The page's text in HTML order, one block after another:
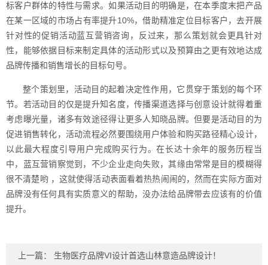
标客户群体的特性与需求。如果活动目的明确是，在本季度末把产品
在某一区域的市场占有率提升10%，借助精准定位目标客户，去开展
针对性的促销活动蓝互营销咨询，反过来，那么策划就会更具针对
性，能够依据目标来制定具体的活动形式以及预算由之更有效地达成
品牌传播和销售增长的目标句号。
整个策划里，活动目的起着决定性作用，它贯穿于策划的每个环
节。若活动目的仅是提升知名度，传播渠道选择与创意设计就得着重
考虑曝光量，诸多有效途径得让更多人知晓品牌。但要是活动目的为
促进销售转化，活动流程必然要围绕用户体验和购买路径精心设计，
以此最大程度引导用户完成购买行为。在长达十余年的服务历程当
中，蓝互营销察觉到，不少企业走向失败，其缘由常常是目的模糊得
很不清楚哟 ，这就使得活动表面看着热热闹闹的，然而在实际方面对
品牌没有任何具有实质意义的帮助，没办法给品牌带去应该有的价值
提升。
上一篇： 生物医疗品牌VI设计首选山林意造品牌设计！